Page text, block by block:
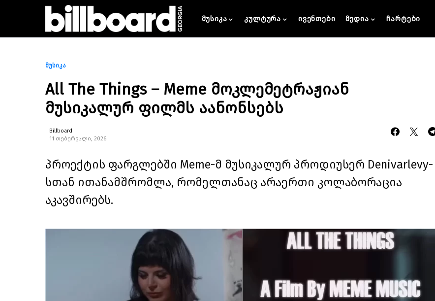
მუსიკა კულტურა ივენთები მედია ჩარტები
მუსიკა
All The Things – Meme მოკლემეტრაჟიან
მუსიკალურ ფილმს აანონსებს
Billboard
11 თებერვალი, 2026
პროექტის ფარგლებში Meme-მ მუსიკალურ პროდიუსერ Denivarlevy-
სთან ითანამშრომლა, რომელთანაც არაერთი კოლაბორაცია
აკავშირებს.